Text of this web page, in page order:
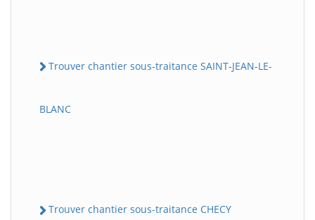
Trouver chantier sous-traitance SAINT-JEAN-LE-
BLANC
Trouver chantier sous-traitance CHECY